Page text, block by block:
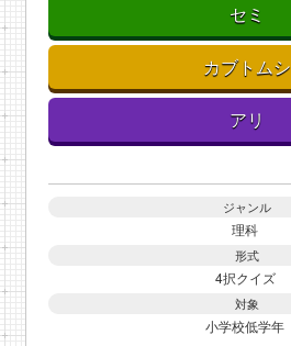
セミ
カブトムシ
アリ
ジャンル
理科
形式
4択クイズ
対象
小学校低学年